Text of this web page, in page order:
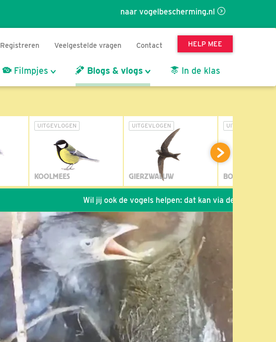
naar vogelbescherming.nl
Registreren Veelgestelde vragen Contact HELP MEE
Filmpjes Blogs & vlogs In de klas
UITGEVLOGEN
KOOLMEES
UITGEVLOGEN
GIERZWALUW
UITGEVLOGEN
BOSUIL
Wil jij ook de vogels helpen: dat kan via de link! *